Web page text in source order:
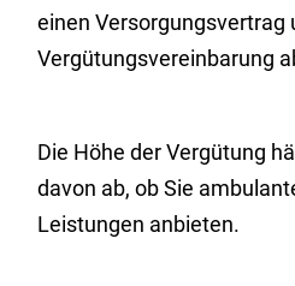
einen Versorgungsvertrag
Vergütungsvereinbarung
Die Höhe der Vergütung
davon ab, ob Sie
Leistungen anbieten.